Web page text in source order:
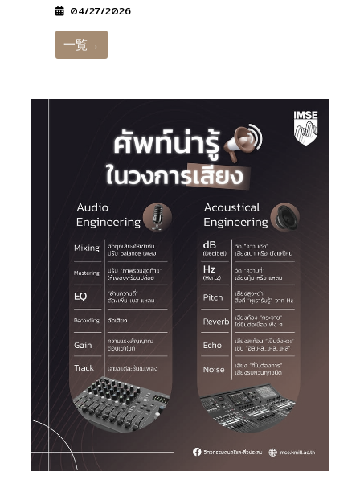
04/27/2026
一覧→